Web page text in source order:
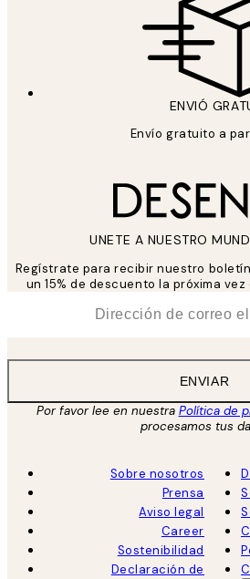
ENVIÓ
Envío gratuito a
UNETE A NUESTRO
Regístrate para recibir nuestro
un 15% de descuento la próxima
ENVIAR
Por favor lee en nuestra Política de
procesamos tus
Sobre nosotros
Prensa
Aviso legal
Career
Sostenibilidad
Declaración de